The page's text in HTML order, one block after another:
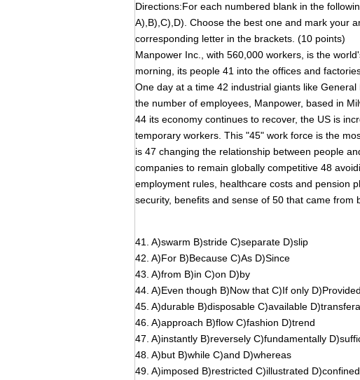
Directions:For each numbered blank in the
A),B),C),D). Choose the best one and mark your
corresponding letter in the brackets. (10 points)
Manpower Inc., with 560,000 workers, is the
morning, its people 41 into the offices and
One day at a time 42 industrial giants like
the number of employees, Manpower, based in
44 its economy continues to recover, the US is
temporary workers. This "45" work force is the
is 47 changing the relationship between people
companies to remain globally competitive 48
employment rules, healthcare costs and pension
security, benefits and sense of 50 that came from
41. A)swarm B)stride C)separate D)slip
42. A)For B)Because C)As D)Since
43. A)from B)in C)on D)by
44. A)Even though B)Now that C)If only
45. A)durable B)disposable C)available
46. A)approach B)flow C)fashion D)trend
47. A)instantly B)reversely C)fundamentally
48. A)but B)while C)and D)whereas
49. A)imposed B)restricted C)illustrated D)confined